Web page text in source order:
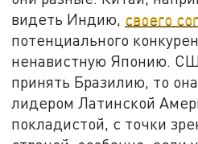
видеть Индию, своего
потенциального
ненавистную Японию.
принять Бразилию, то
лидером Латинской
покладистой, с точки